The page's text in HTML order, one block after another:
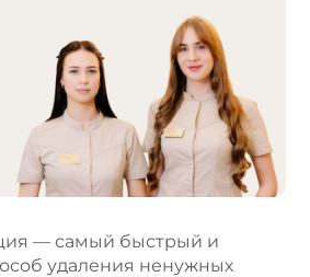
— самый быстрый и
удаления ненужных